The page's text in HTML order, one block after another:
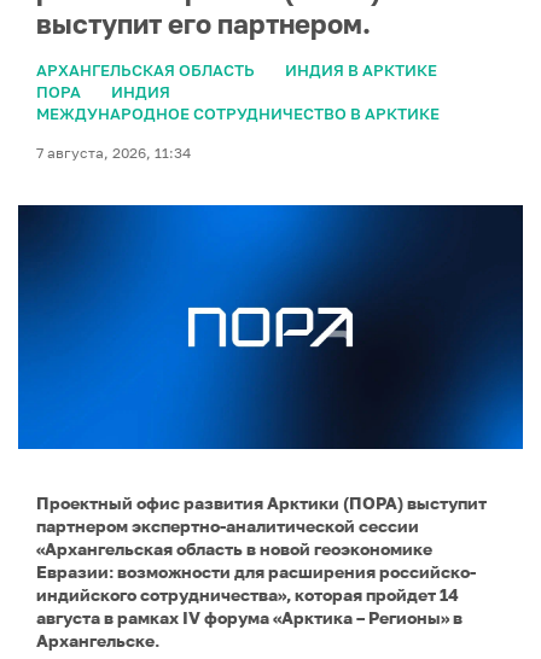
выступит его партнером.
АРХАНГЕЛЬСКАЯ ОБЛАСТЬ
ИНДИЯ В АРКТИКЕ
ПОРА
ИНДИЯ
МЕЖДУНАРОДНОЕ СОТРУДНИЧЕСТВО В АРКТИКЕ
7 августа, 2026, 11:34
Проектный офис развития Арктики (ПОРА) выступит
партнером экспертно-аналитической сессии
«Архангельская область в новой геоэкономике
Евразии: возможности для расширения российско-
индийского сотрудничества», которая пройдет 14
августа в рамках IV форума «Арктика – Регионы» в
Архангельске.